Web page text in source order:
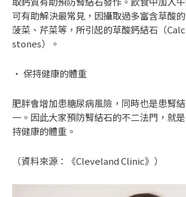
可有助解決最常見，因攝取過多富含草酸
菠菜、芹菜等，所引起的草酸鈣結石（
stones）。
• 保持健康的體重
肥胖會增加患糖尿病風險，同時也是患腎
一。因此大家預防腎結石的不二法門，就
持健康的體重。
（資料來源： 《Cleveland Clinic》 ）